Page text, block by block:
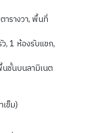
รางวา, พื้นที่
, 1 ห้องรับแขก,
ชั้นบนลามิเนต
ข็ม)